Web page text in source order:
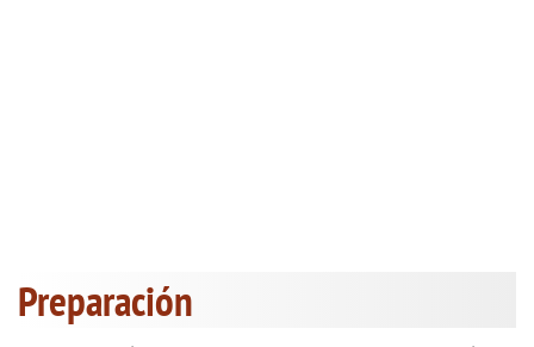
Preparación